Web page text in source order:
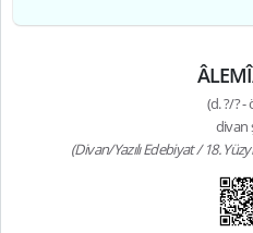
(d. ?/? -
divan
(Divan/Yazılı Edebiyat / 18.